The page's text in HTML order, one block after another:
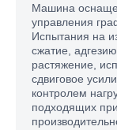
Машина
управления
Испытания на
сжатие,
растяжение,
сдвиговое
контролем
подходящих